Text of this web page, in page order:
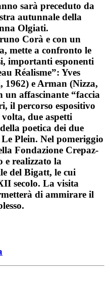
sarà preceduto da
autunnale della
Olgiati.
Corà e con un
mette a confronto le
importanti esponenti
Réalisme”: Yves
1962) e Arman (Nizza,
un affascinante “faccia
il percorso espositivo
due aspetti
poetica dei due
Plein. Nel pomeriggio
Fondazione Crepaz-
e realizzato la
del Bigatt, le cui
secolo. La visita
di ammirare il